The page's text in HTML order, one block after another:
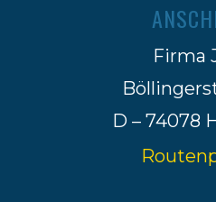
Firma
D – 74078